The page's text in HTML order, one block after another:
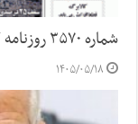
شماره ۳۵۷۰ روزنامه کسب و کار
۱۴۰۵/۰۵/۱۸